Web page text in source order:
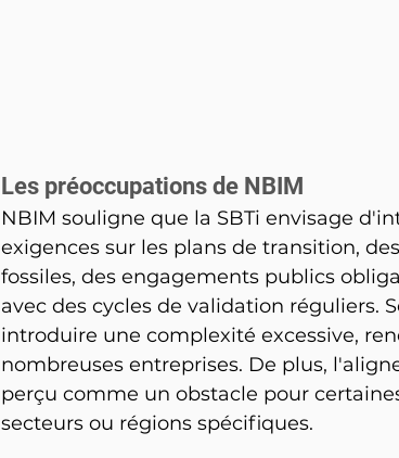
Les préoccupations de NBIM
NBIM souligne que la SBTi envisage
exigences sur les plans de transition,
fossiles, des engagements publics
avec des cycles de validation réguliers.
introduire une complexité excessive,
nombreuses entreprises. De plus,
perçu comme un obstacle pour
secteurs ou régions spécifiques.